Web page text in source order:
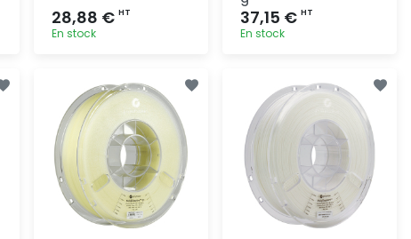
28,88 €HT
En stock
rapide
37,15 €HT
En stock
rapide